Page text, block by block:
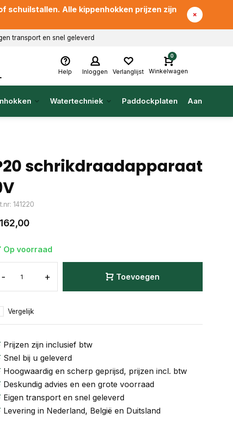
schuilstallen. Alle kippenhokken prijzen zijn
transport en snel geleverd
Help Inloggen Verlanglijst
0
Winkelwagen
Watertechniek Paddockplaten
schrikdraadapparaat
141220
Op voorraad
- + Toevoegen
Vergelijk
Prijzen zijn inclusief btw
Snel bij u geleverd
Hoogwaardig en scherp geprijsd, prijzen incl. btw
Deskundig advies en een grote voorraad
Eigen transport en snel geleverd
Levering in Nederland, België en Duitsland